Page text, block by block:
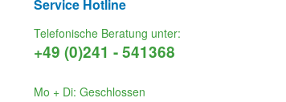
Service Hotline
Telefonische Beratung unter:
+49 (0)241 - 541368
Mo + Di: Geschlossen